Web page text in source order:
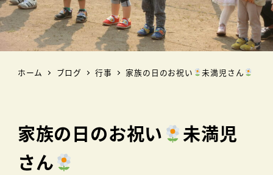
ホーム ブログ 行事 家族の日のお祝い 未満児さん
家族の日のお祝い
未満児
さん